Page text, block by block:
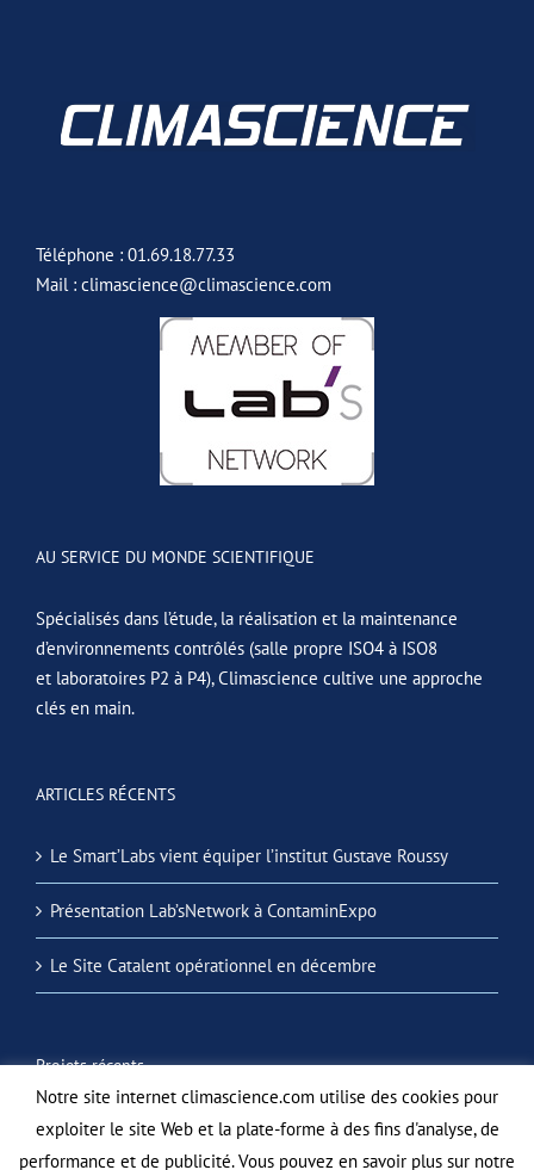
Téléphone : 01.69.18.77.33
Mail : climascience@climascience.com
AU SERVICE DU MONDE SCIENTIFIQUE
Spécialisés dans l’étude, la réalisation et la maintenance
d’environnements contrôlés (salle propre ISO4 à ISO8
et laboratoires P2 à P4), Climascience cultive une approche
clés en main.
ARTICLES RÉCENTS
Le Smart’Labs vient équiper l’institut Gustave Roussy
Présentation Lab’sNetwork à ContaminExpo
Le Site Catalent opérationnel en décembre
Projets récents
Notre site internet climascience.com utilise des cookies pour
exploiter le site Web et la plate-forme à des fins d'analyse, de
performance et de publicité. Vous pouvez en savoir plus sur notre